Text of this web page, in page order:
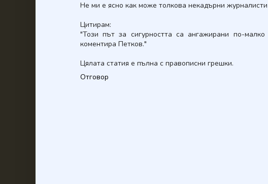
Не ми е ясно как може толкова некадърни
Цитирам:
"Този път за сигурността са ангажирани по-
коментира Петков."
Цялата статия е пълна с правописни грешки.
Отговор